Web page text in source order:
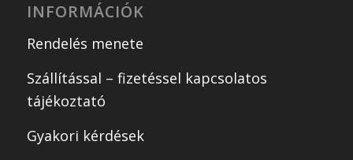
INFORMÁCIÓK
Rendelés menete
Szállítással – fizetéssel kapcsolatos
tájékoztató
Gyakori kérdések